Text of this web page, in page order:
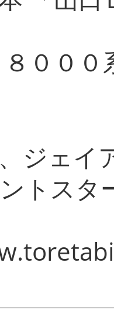
００
ジェイ
トスタ